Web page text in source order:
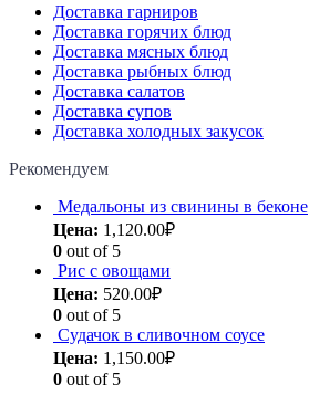
Доставка гарниров
Доставка горячих блюд
Доставка мясных блюд
Доставка рыбных блюд
Доставка салатов
Доставка супов
Доставка холодных закусок
Рекомендуем
Медальоны из свинины в беконе
Цена: 1,120.00₽
0 out of 5
Рис с овощами
Цена: 520.00₽
0 out of 5
Судачок в сливочном соусе
Цена: 1,150.00₽
0 out of 5